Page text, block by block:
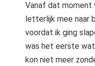
Vanaf dat moment
letterlijk mee naar
voordat ik ging
was het eerste
kon niet meer